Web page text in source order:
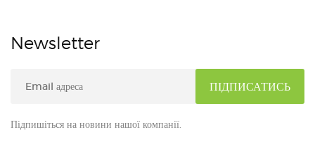
Newsletter
Підпишіться на новини нашої компанії.